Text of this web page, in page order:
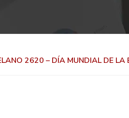
2620 – DÍA MUNDIAL DE LA